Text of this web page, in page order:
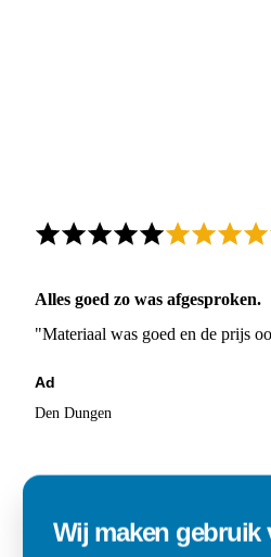
Alles goed zo was afgesproken.
"Materiaal was goed en de prijs
Ad
Den Dungen
Wij maken gebruik